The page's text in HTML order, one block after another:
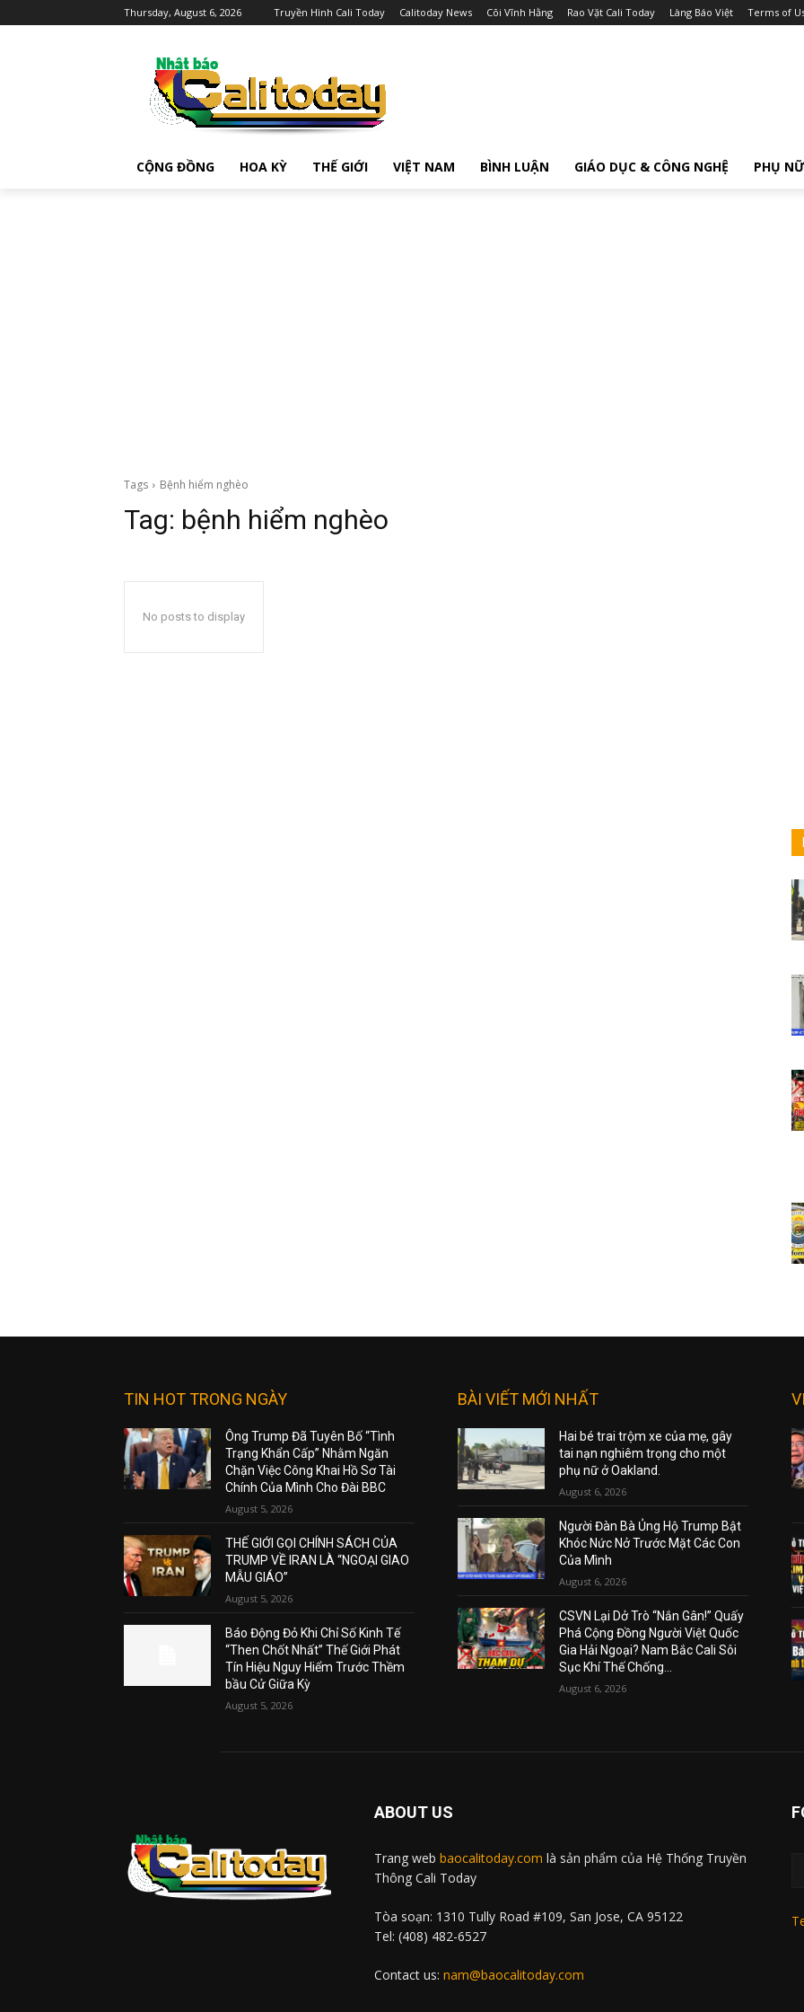
Thursday, August 6, 2026 Truyền Hình Cali Today Calitoday News Cõi Vĩnh Hằng Rao Vặt Cali Today Làng Báo Việt Terms of
CỘNG ĐỒNG HOA KỲ THẾ GIỚI VIỆT NAM BÌNH LUẬN GIÁO DỤC & CÔNG NGHỆ PHỤ NỮ
Tags Bệnh hiểm nghèo
Tag: bệnh hiểm nghèo
No posts to display
TIN HOT TRONG NGÀY
Ông Trump Đã Tuyên Bố “Tình
Trạng Khẩn Cấp” Nhằm Ngăn
Chặn Việc Công Khai Hồ Sơ Tài
Chính Của Mình Cho Đài BBC
August 5, 2026
THẾ GIỚI GỌI CHÍNH SÁCH CỦA
TRUMP VỀ IRAN LÀ “NGOẠI GIAO
MẪU GIÁO”
August 5, 2026
Báo Động Đỏ Khi Chỉ Số Kinh Tế
“Then Chốt Nhất” Thế Giới Phát
Tín Hiệu Nguy Hiểm Trước Thềm
bầu Cử Giữa Kỳ
August 5, 2026
BÀI VIẾT MỚI NHẤT
Hai bé trai trộm xe của mẹ, gây
tai nạn nghiêm trọng cho một
phụ nữ ở Oakland.
August 6, 2026
Người Đàn Bà Ủng Hộ Trump Bật
Khóc Nức Nở Trước Mặt Các Con
Của Mình
August 6, 2026
CSVN Lại Dở Trò “Nắn Gân!” Quấy
Phá Cộng Đồng Người Việt Quốc
Gia Hải Ngoại? Nam Bắc Cali Sôi
Sục Khí Thế Chống...
August 6, 2026
ABOUT US
Trang web baocalitoday.com là sản phẩm của Hệ Thống Truyền
Thông Cali Today
Tòa soạn: 1310 Tully Road #109, San Jose, CA 95122
Tel: (408) 482-6527
Contact us: nam@baocalitoday.com